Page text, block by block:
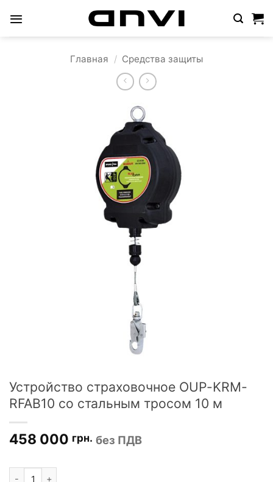
content
Главная / Средства защиты
Устройство страховочное OUP-KRM-
RFAB10 со стальным тросом 10 м
458 000 грн. без ПДВ